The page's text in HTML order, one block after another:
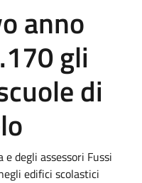
anno
gli
di
degli assessori Fussi
edifici scolastici